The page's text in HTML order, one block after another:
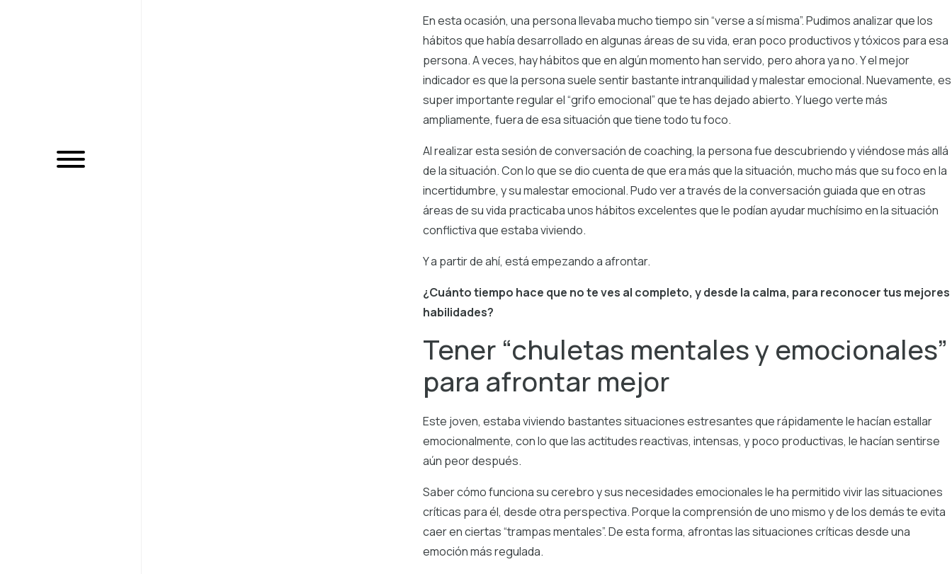
En esta ocasión, una persona llevaba mucho tiempo sin “verse a sí misma”. Pudimos analizar que los
hábitos que había desarrollado en algunas áreas de su vida, eran poco productivos y tóxicos para esa
persona. A veces, hay hábitos que en algún momento han servido, pero ahora ya no. Y el mejor
indicador es que la persona suele sentir bastante intranquilidad y malestar emocional. Nuevamente, es
super importante regular el “grifo emocional” que te has dejado abierto. Y luego verte más
ampliamente, fuera de esa situación que tiene todo tu foco.
Al realizar esta sesión de conversación de coaching, la persona fue descubriendo y viéndose más allá
de la situación. Con lo que se dio cuenta de que era más que la situación, mucho más que su foco en la
incertidumbre, y su malestar emocional. Pudo ver a través de la conversación guiada que en otras
áreas de su vida practicaba unos hábitos excelentes que le podían ayudar muchísimo en la situación
conflictiva que estaba viviendo.
Y a partir de ahí, está empezando a afrontar.
¿Cuánto tiempo hace que no te ves al completo, y desde la calma, para reconocer tus mejores
habilidades?
Tener “chuletas mentales y emocionales”
para afrontar mejor
Este joven, estaba viviendo bastantes situaciones estresantes que rápidamente le hacían estallar
emocionalmente, con lo que las actitudes reactivas, intensas, y poco productivas, le hacían sentirse
aún peor después.
Saber cómo funciona su cerebro y sus necesidades emocionales le ha permitido vivir las situaciones
críticas para él, desde otra perspectiva. Porque la comprensión de uno mismo y de los demás te evita
caer en ciertas “trampas mentales”. De esta forma, afrontas las situaciones críticas desde una
emoción más regulada.